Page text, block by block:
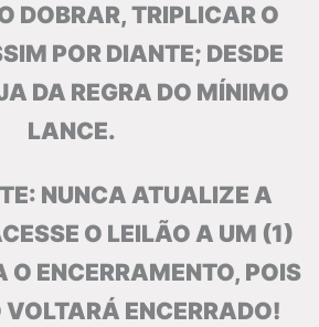
DOBRAR, TRIPLICAR O
POR DIANTE; DESDE
DA REGRA DO MÍNIMO
LANCE.
NUNCA ATUALIZE A
O LEILÃO A UM (1)
O ENCERRAMENTO, POIS
VOLTARÁ ENCERRADO!